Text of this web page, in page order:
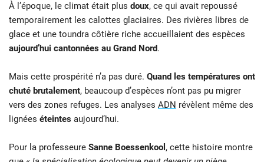
À l’époque, le climat était plus doux, ce qui avait repoussé
temporairement les calottes glaciaires. Des rivières libres de
glace et une toundra côtière riche accueillaient des espèces
aujourd’hui cantonnées au Grand Nord.
Mais cette prospérité n’a pas duré. Quand les températures ont
chuté brutalement, beaucoup d’espèces n’ont pas pu migrer
vers des zones refuges. Les analyses ADN révèlent même des
lignées éteintes aujourd’hui.
Pour la professeure Sanne Boessenkool , cette histoire montre